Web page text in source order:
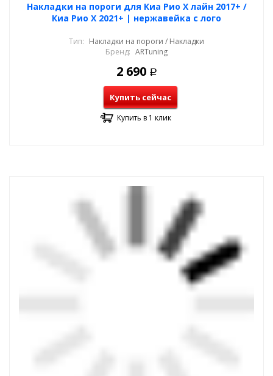
Накладки на пороги для Киа Рио Х лайн 2017+ /
Киа Рио Х 2021+ | нержавейка с лого
Тип: Накладки на пороги / Накладки
Бренд: ARTuning
2 690 Р
Купить сейчас
Купить в 1 клик